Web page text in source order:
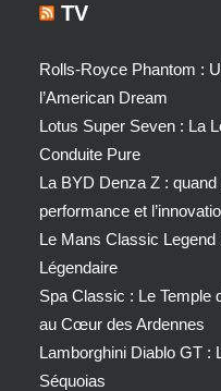
TV
Rolls-Royce Phantom :
l’American Dream
Lotus Super Seven : La
Conduite Pure
La BYD Denza Z :
performance et
Le Mans Classic Legend
Légendaire
Spa Classic : Le Temple
au Cœur des Ardennes
Lamborghini Diablo GT
Séquoias